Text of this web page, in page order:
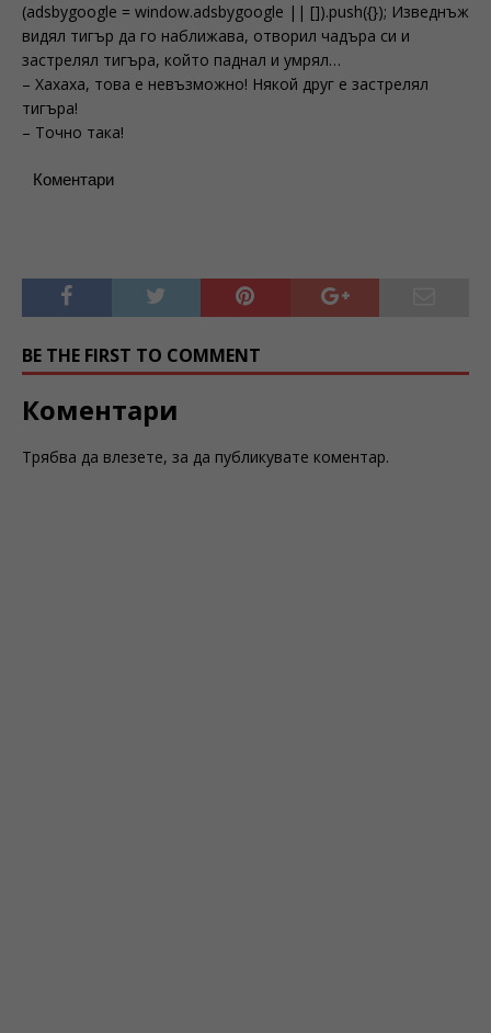
(adsbygoogle = window.adsbygoogle || []).push({}); Изведнъж
видял тигър да го наближава, отворил чадъра си и
застрелял тигъра, който паднал и умрял…
– Хахаха, това е невъзможно! Някой друг е застрелял
тигъра!
– Точно така!
Коментари
BE THE FIRST TO COMMENT
Коментари
Трябва да влезете, за да публикувате коментар.